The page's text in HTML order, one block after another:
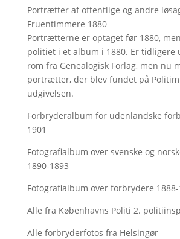
Portrætter af offentlige og andre
Fruentimmere 1880
Portrætterne er optaget før 1880,
politiet i et album i 1880. Er tidligere
rom fra Genealogisk Forlag, men nu
portrætter, der blev fundet på
udgivelsen.
Forbryderalbum for udenlandske
1901
Fotografialbum over svenske og
1890-1893
Fotografialbum over forbrydere
Alle fra Københavns Politi 2.
Alle forbryderfotos fra Helsingør